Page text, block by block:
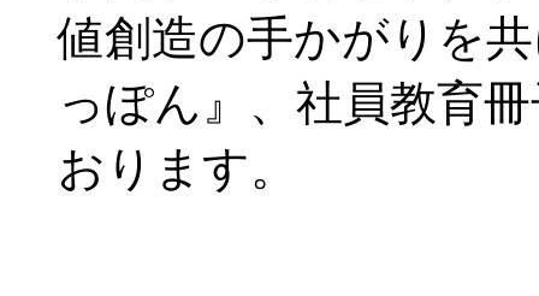
値創造の手かがりを
っぽん』、社員教育
おります。